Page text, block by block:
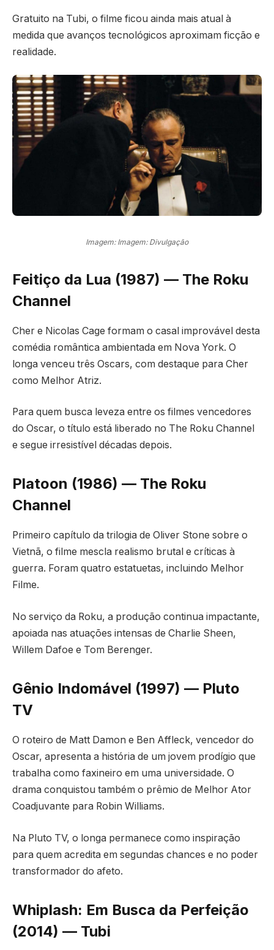
Gratuito na Tubi, o filme ficou ainda mais atual à
medida que avanços tecnológicos aproximam ficção e
realidade.
Imagem: Imagem: Divulgação
Feitiço da Lua (1987) — The Roku
Channel
Cher e Nicolas Cage formam o casal improvável desta
comédia romântica ambientada em Nova York. O
longa venceu três Oscars, com destaque para Cher
como Melhor Atriz.
Para quem busca leveza entre os filmes vencedores
do Oscar, o título está liberado no The Roku Channel
e segue irresistível décadas depois.
Platoon (1986) — The Roku
Channel
Primeiro capítulo da trilogia de Oliver Stone sobre o
Vietnã, o filme mescla realismo brutal e críticas à
guerra. Foram quatro estatuetas, incluindo Melhor
Filme.
No serviço da Roku, a produção continua impactante,
apoiada nas atuações intensas de Charlie Sheen,
Willem Dafoe e Tom Berenger.
Gênio Indomável (1997) — Pluto
TV
O roteiro de Matt Damon e Ben Affleck, vencedor do
Oscar, apresenta a história de um jovem prodígio que
trabalha como faxineiro em uma universidade. O
drama conquistou também o prêmio de Melhor Ator
Coadjuvante para Robin Williams.
Na Pluto TV, o longa permanece como inspiração
para quem acredita em segundas chances e no poder
transformador do afeto.
Whiplash: Em Busca da Perfeição
(2014) — Tubi